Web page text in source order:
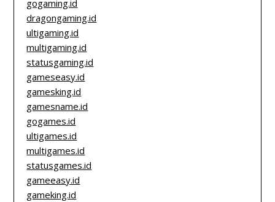
gogaming.id
dragongaming.id
ultigaming.id
multigaming.id
statusgaming.id
gameseasy.id
gamesking.id
gamesname.id
gogames.id
ultigames.id
multigames.id
statusgames.id
gameeasy.id
gameking.id